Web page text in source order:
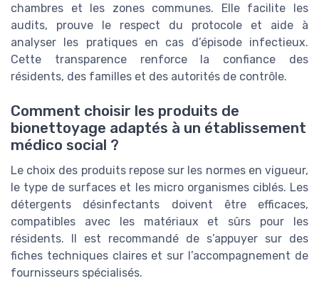
chambres et les zones communes. Elle facilite les
audits, prouve le respect du protocole et aide à
analyser les pratiques en cas d’épisode infectieux.
Cette transparence renforce la confiance des
résidents, des familles et des autorités de contrôle.
Comment choisir les produits de
bionettoyage adaptés à un établissement
médico social ?
Le choix des produits repose sur les normes en vigueur,
le type de surfaces et les micro organismes ciblés. Les
détergents désinfectants doivent être efficaces,
compatibles avec les matériaux et sûrs pour les
résidents. Il est recommandé de s’appuyer sur des
fiches techniques claires et sur l’accompagnement de
fournisseurs spécialisés.